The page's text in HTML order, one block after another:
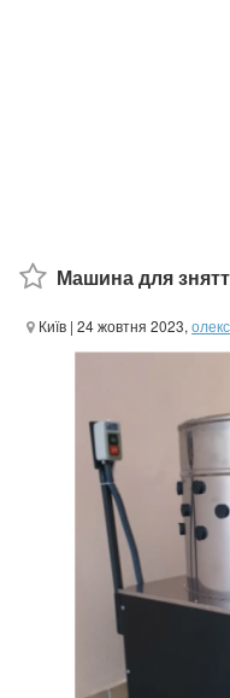
Машина для
Київ | 24 жовтня 2023,